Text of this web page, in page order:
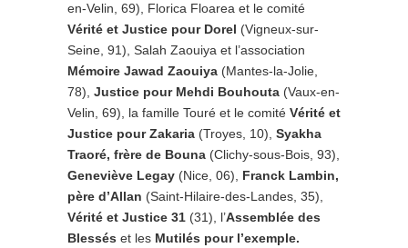
en-Velin, 69), Florica Floarea et le comité
Vérité et Justice pour Dorel (Vigneux-sur-
Seine, 91), Salah Zaouiya et l’association
Mémoire Jawad Zaouiya (Mantes-la-Jolie,
78), Justice pour Mehdi Bouhouta (Vaux-en-
Velin, 69), la famille Touré et le comité Vérité et
Justice pour Zakaria (Troyes, 10), Syakha
Traoré, frère de Bouna (Clichy-sous-Bois, 93),
Geneviève Legay (Nice, 06), Franck Lambin,
père d’Allan (Saint-Hilaire-des-Landes, 35),
Vérité et Justice 31 (31), l’Assemblée des
Blessés et les Mutilés pour l’exemple.